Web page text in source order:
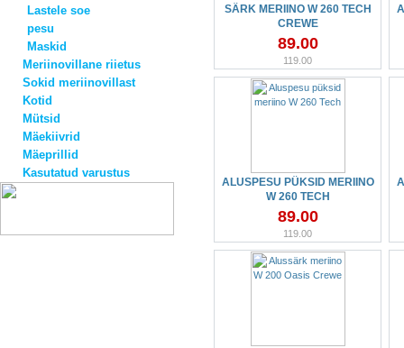
Lastele soe
pesu
Maskid
Meriinovillane riietus
Sokid meriinovillast
Kotid
Mütsid
Mäekiivrid
Mäeprillid
Kasutatud varustus
SÄRK MERIINO W 260 TECH
CREWE
89.00
119.00
ALUSPESU PÜKSID MERIINO
W 260 TECH
89.00
119.00